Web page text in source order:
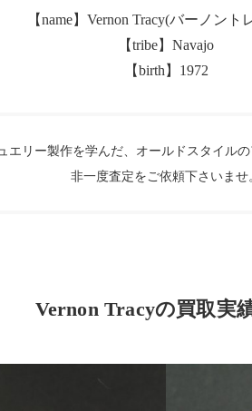
【name】Vernon Tracy(バーノント
【tribe】Navajo
【birth】1972
エリー製作を学んだ、オールドスタイル
非一度査定をご依頼下さいませ
Vernon Tracyの買取実